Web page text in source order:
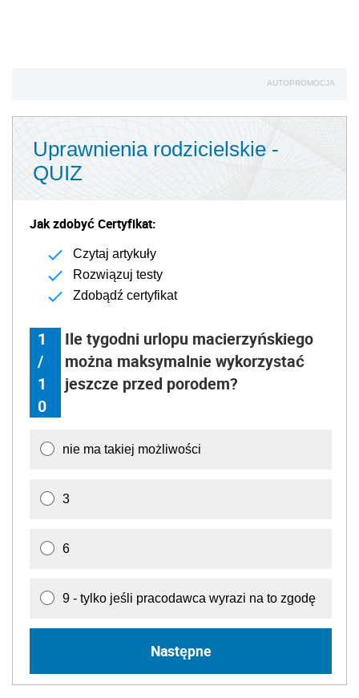
AUTOPROMOCJA
Uprawnienia rodzicielskie -
QUIZ
Jak zdobyć Certyfikat:
Czytaj artykuły
Rozwiązuj testy
Zdobądź certyfikat
1
/
1
0
Ile tygodni urlopu macierzyńskiego
można maksymalnie wykorzystać
jeszcze przed porodem?
nie ma takiej możliwości
3
6
9 - tylko jeśli pracodawca wyrazi na to zgodę
Następne